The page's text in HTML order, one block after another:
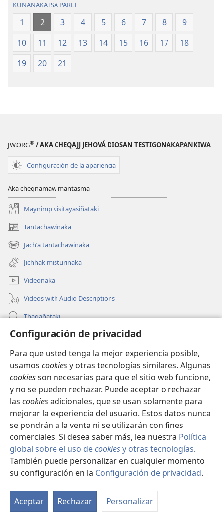
Configuración de privacidad
Para que usted tenga la mejor experiencia posible,
usamos cookiesy otras tecnologías similares. Algunas
cookiesson necesarias para que el sitio web funcione,
y no se pueden rechazar. Puede aceptar o rechazar
las cookiesadicionales, que se usan solamente para
mejorar la experiencia del usuario. Estos datos nunca
se pondrán a la venta ni se utilizarán con fines
comerciales. Si desea saber más, lea nuestra Política
global sobre el uso decookiesy otras tecnologías.
También puede personalizar en cualquier momento
su configuración en la Configuración de privacidad.
Aceptar Rechazar Personalizar
KUNANAKATSA PARLI
1 2 3 4 5 6 7 8
9
10
11 12 13 14 15 16 17
18
19
20 21
JW.ORG® / AKA CHEQAJJ JEHOVÁ DIOSAN TESTIGONAKAPANKIWA
Configuración de la apariencia
Aka cheqnamaw mantasma
Maynimp visitayasiñataki
Tantachäwinaka
(opens
new
window)
Jachʼa tantachäwinaka
(opens
new
window)
Jichhak misturinaka
Videonaka
Videos with Audio Descriptions
Thaqañataki
Oraqpachat yatiyäwinaka
Donacionanaka
(opens
window)INTERNETANKIR BIBLIOTECA
(opens
new
window)JW Hub ®
(opens
new
window)
Copyright© 2026 Watch Tower Bible and Tract Society of Pennsylvania.
CONDICIONES DE USO|POLÍTICA DE PRIVACIDAD|
CONFIGURACIÓN DE PRIVACIDAD